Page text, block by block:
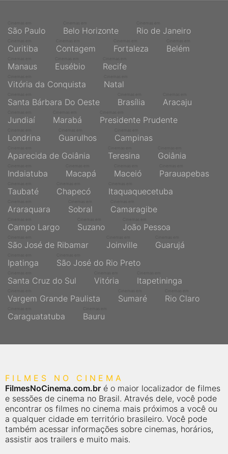
São Paulo Belo Horizonte Rio de Janeiro
Curitiba Contagem Fortaleza Belém
Manaus Eusébio Recife
Vitória da Conquista Natal
Santa Bárbara Do Oeste Brasília Aracaju
Jundiaí Marabá Presidente Prudente
Londrina Guarulhos Campinas
Aparecida de Goiânia Teresina Goiânia
Indaiatuba Macapá Maceió Parauapebas
Taubaté Chapecó Itaquaquecetuba
Araraquara Sobral Camaragibe
Campo Largo Suzano João Pessoa
São José de Ribamar Joinville Guarujá
Ipatinga São José do Rio Preto
Santa Cruz do Sul Vitória Itapetininga
Vargem Grande Paulista Sumaré Rio Claro
Caraguatatuba Bauru
FILMES NO CINEMA
FilmesNoCinema.com.br é o maior localizador de filmes
e sessões de cinema no Brasil. Através dele, você pode
encontrar os filmes no cinema mais próximos a você ou
a qualquer cidade em território brasileiro. Você pode
também acessar informações sobre cinemas, horários,
assistir aos trailers e muito mais.